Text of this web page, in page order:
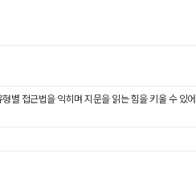
별 접근법을 익히며 지문을 읽는 힘을 키울 수 있어